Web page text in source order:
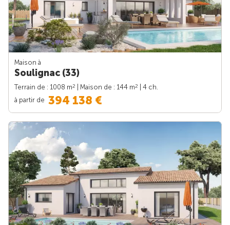
Maison à
Soulignac (33)
Terrain de : 1008 m2 | Maison de : 144 m2
| 4 ch.
à partir de 394 138 €